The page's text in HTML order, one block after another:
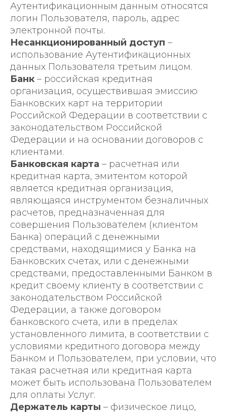
Аутентификационным данным относятся
логин Пользователя, пароль, адрес
электронной почты.
Несанкционированный доступ –
использование Аутентификационных
данных Пользователя третьим лицом.
Банк – российская кредитная
организация, осуществившая эмиссию
Банковских карт на территории
Российской Федерации в соответствии с
законодательством Российской
Федерации и на основании договоров с
клиентами.
Банковская карта – расчетная или
кредитная карта, эмитентом которой
является кредитная организация,
являющаяся инструментом безналичных
расчетов, предназначенная для
совершения Пользователем (клиентом
Банка) операций с денежными
средствами, находящимися у Банка на
Банковских счетах, или с денежными
средствами, предоставленными Банком в
кредит своему клиенту в соответствии с
законодательством Российской
Федерации, а также договором
банковского счета, или в пределах
установленного лимита, в соответствии с
условиями кредитного договора между
Банком и Пользователем, при условии, что
такая расчетная или кредитная карта
может быть использована Пользователем
для оплаты Услуг.
Держатель карты – физическое лицо,